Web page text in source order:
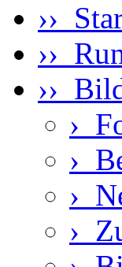
››
››
››
›
›
›
›